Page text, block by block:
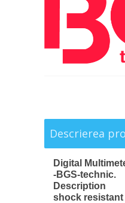
Descrierea
Digital
-BGS-technic.
Description
shock